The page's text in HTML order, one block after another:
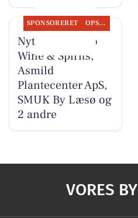
SPONSORERET OPSLAGSTAVLEN
Nyt fra Lahvino
Wine & Spirits,
Asmild
Plantecenter ApS,
SMUK By Læsø og
2 andre
VORES BY